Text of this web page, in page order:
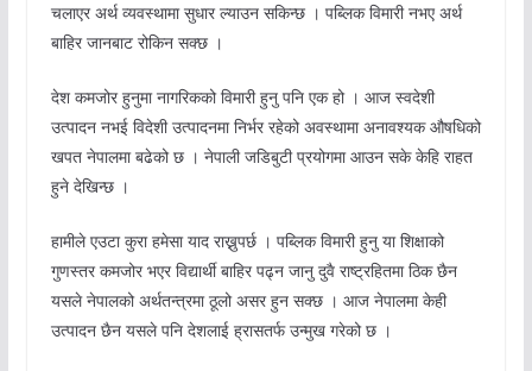
चलाएर अर्थ व्यवस्थामा सुधार ल्याउन सकिन्छ । पब्लिक विमारी नभए अर्थ
बाहिर जानबाट रोकिन सक्छ ।
देश कमजोर हुनुमा नागरिकको विमारी हुनु पनि एक हो । आज स्वदेशी
उत्पादन नभई विदेशी उत्पादनमा निर्भर रहेको अवस्थामा अनावश्यक औषधिको
खपत नेपालमा बढेको छ । नेपाली जडिबुटी प्रयोगमा आउन सके केहि राहत
हुने देखिन्छ ।
हामीले एउटा कुरा हमेसा याद राख्नुपर्छ । पब्लिक विमारी हुनु या शिक्षाको
गुणस्तर कमजोर भएर विद्यार्थी बाहिर पढ्न जानु दुवै राष्ट्रहितमा ठिक छैन
यसले नेपालको अर्थतन्त्रमा ठूलो असर हुन सक्छ । आज नेपालमा केही
उत्पादन छैन यसले पनि देशलाई ह्रासतर्फ उन्मुख गरेको छ ।